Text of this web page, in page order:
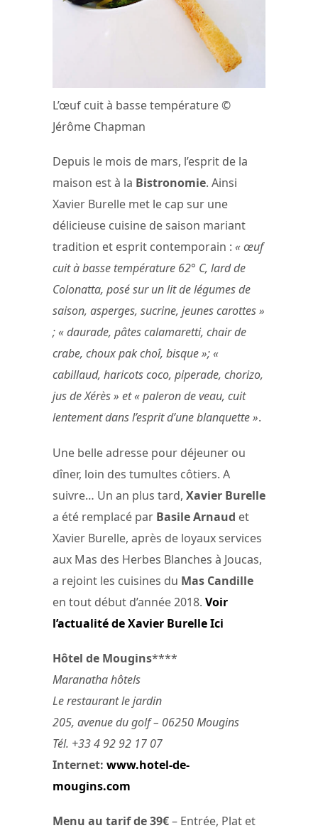
L’œuf cuit à basse température ©
Jérôme Chapman
Depuis le mois de mars, l’esprit de la
maison est à la Bistronomie. Ainsi
Xavier Burelle met le cap sur une
délicieuse cuisine de saison mariant
tradition et esprit contemporain : « œuf
cuit à basse température 62° C, lard de
Colonatta, posé sur un lit de légumes de
saison, asperges, sucrine, jeunes carottes »
; « daurade, pâtes calamaretti, chair de
crabe, choux pak choî, bisque »; «
cabillaud, haricots coco, piperade, chorizo,
jus de Xérès » et « paleron de veau, cuit
lentement dans l’esprit d’une blanquette ».
Une belle adresse pour déjeuner ou
dîner, loin des tumultes côtiers. A
suivre… Un an plus tard, Xavier Burelle
a été remplacé par Basile Arnaud et
Xavier Burelle, après de loyaux services
aux Mas des Herbes Blanches à Joucas,
a rejoint les cuisines du Mas Candille
en tout début d’année 2018. Voir
l’actualité de Xavier Burelle Ici
Hôtel de Mougins****
Maranatha hôtels
Le restaurant le jardin
205, avenue du golf – 06250 Mougins
Tél. +33 4 92 92 17 07
Internet: www.hotel-de-
mougins.com
Menu au tarif de 39€– Entrée, Plat et